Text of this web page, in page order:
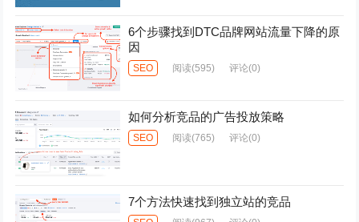
6个步骤找到DTC品牌网站流量下降的原
因
SEO 阅读(595) 评论(0)
如何分析竞品的广告投放策略
SEO 阅读(765) 评论(0)
7个方法快速找到独立站的竞品